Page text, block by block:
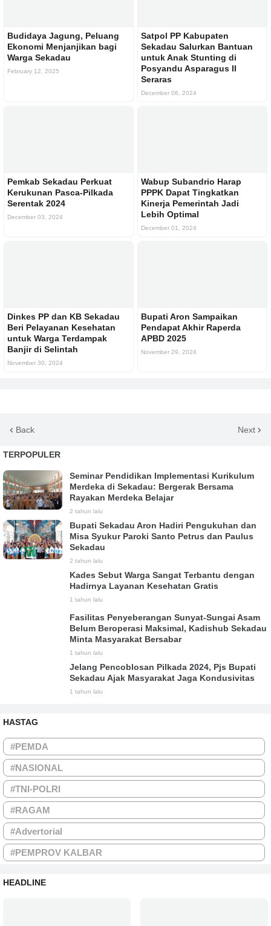
Budidaya Jagung, Peluang
Ekonomi Menjanjikan bagi
Warga Sekadau
February 12, 2025
Satpol PP Kabupaten
Sekadau Salurkan Bantuan
untuk Anak Stunting di
Posyandu Asparagus II
Seraras
December 06, 2024
Pemkab Sekadau Perkuat
Kerukunan Pasca-Pilkada
Serentak 2024
December 03, 2024
Wabup Subandrio Harap
PPPK Dapat Tingkatkan
Kinerja Pemerintah Jadi
Lebih Optimal
December 01, 2024
Dinkes PP dan KB Sekadau
Beri Pelayanan Kesehatan
untuk Warga Terdampak
Banjir di Selintah
November 30, 2024
Bupati Aron Sampaikan
Pendapat Akhir Raperda
APBD 2025
November 29, 2024
Back Next
TERPOPULER
Seminar Pendidikan Implementasi Kurikulum
Merdeka di Sekadau: Bergerak Bersama
Rayakan Merdeka Belajar
2 tahun lalu
Bupati Sekadau Aron Hadiri Pengukuhan dan
Misa Syukur Paroki Santo Petrus dan Paulus
Sekadau
2 tahun lalu
Kades Sebut Warga Sangat Terbantu dengan
Hadirnya Layanan Kesehatan Gratis
1 tahun lalu
Fasilitas Penyeberangan Sunyat-Sungai Asam
Belum Beroperasi Maksimal, Kadishub Sekadau
Minta Masyarakat Bersabar
1 tahun lalu
Jelang Pencoblosan Pilkada 2024, Pjs Bupati
Sekadau Ajak Masyarakat Jaga Kondusivitas
1 tahun lalu
HASTAG
#PEMDA
#NASIONAL
#TNI-POLRI
#RAGAM
#Advertorial
#PEMPROV KALBAR
HEADLINE